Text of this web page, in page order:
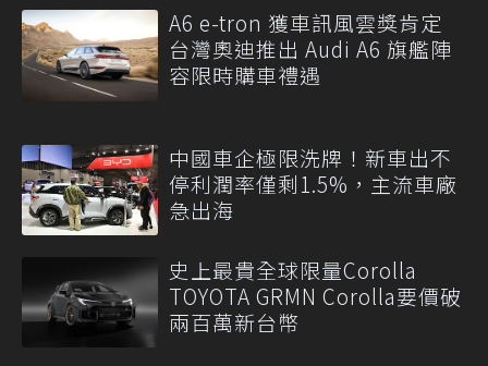
A6 e-tron 獲車訊風雲獎肯定
台灣奧迪推出 Audi A6 旗艦陣
容限時購車禮遇
中國車企極限洗牌！新車出不
停利潤率僅剩1.5%，主流車廠
急出海
史上最貴全球限量Corolla
TOYOTA GRMN Corolla要價破
兩百萬新台幣